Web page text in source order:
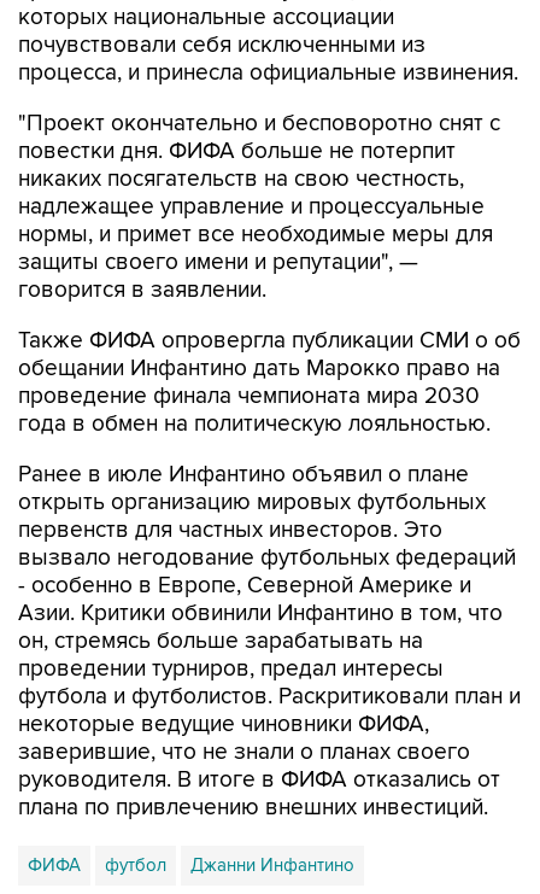
которых национальные ассоциации
почувствовали себя исключенными из
процесса, и принесла официальные извинения.
"Проект окончательно и бесповоротно снят с
повестки дня. ФИФА больше не потерпит
никаких посягательств на свою честность,
надлежащее управление и процессуальные
нормы, и примет все необходимые меры для
защиты своего имени и репутации", —
говорится в заявлении.
Также ФИФА опровергла публикации СМИ о об
обещании Инфантино дать Марокко право на
проведение финала чемпионата мира 2030
года в обмен на политическую лояльностью.
Ранее в июле Инфантино объявил о плане
открыть организацию мировых футбольных
первенств для частных инвесторов. Это
вызвало негодование футбольных федераций
- особенно в Европе, Северной Америке и
Азии. Критики обвинили Инфантино в том, что
он, стремясь больше зарабатывать на
проведении турниров, предал интересы
футбола и футболистов. Раскритиковали план и
некоторые ведущие чиновники ФИФА,
заверившие, что не знали о планах своего
руководителя. В итоге в ФИФА отказались от
плана по привлечению внешних инвестиций.
ФИФА футбол Джанни Инфантино